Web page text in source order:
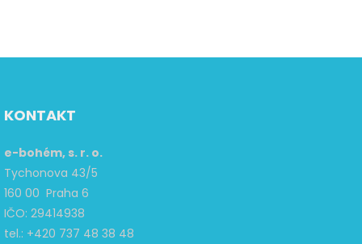
KONTAKT
e-bohém, s. r. o.
Tychonova 43/5
160 00 Praha 6
IČO: 29414938
tel.: +420 737 48 38 48